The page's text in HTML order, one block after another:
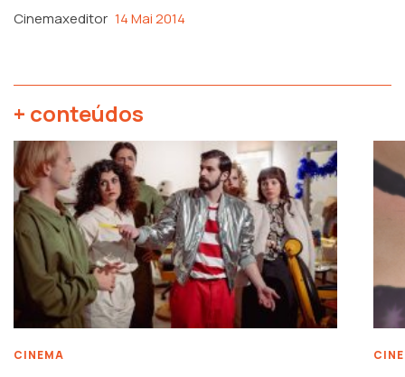
Cinemaxeditor 14 Mai 2014
+ conteúdos
CINEMA